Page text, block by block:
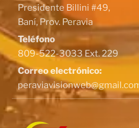
Presidente Billini #49,
Baní, Prov. Peravia
Teléfono
809-522-3033 Ext. 229
Correo electrónico: